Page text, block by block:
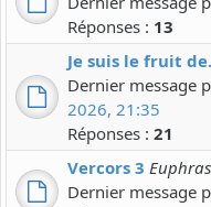
Réponses : 13
Je suis le fruit
Dernier message
2026, 21:35
Réponses : 21
Vercors 3
Dernier message